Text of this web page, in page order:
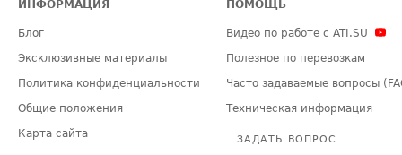
ИНФОРМАЦИЯ
Блог
Эксклюзивные материалы
Политика конфиденциальности
Общие положения
Карта сайта
ПОМОЩЬ
Видео по работе с ATI.SU
Полезное по перевозкам
Часто задаваемые вопросы
Техническая информация
ЗАДАТЬ ВОПРОС